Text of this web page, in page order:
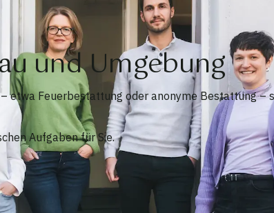
und Umgebung
etwa Feuerbestattung oder anonyme Bestattung –
Aufgaben für Sie.